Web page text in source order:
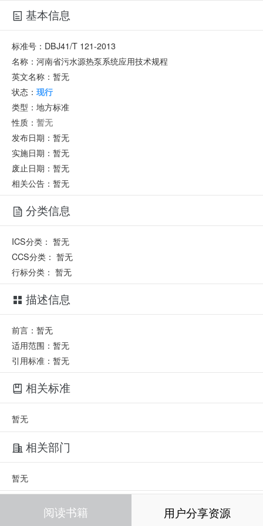
基本信息
标准号： DBJ41/T 121-2013
名称： 河南省污水源热泵系统应用技术规程
英文名称： 暂无
状态： 现行
类型： 地方标准
性质： 暂无
发布日期： 暂无
实施日期： 暂无
废止日期： 暂无
相关公告：暂无
分类信息
ICS分类： 暂无
CCS分类： 暂无
行标分类： 暂无
描述信息
前言：暂无
适用范围：暂无
引用标准：暂无
相关标准
暂无
相关部门
暂无
相关人员
阅读书籍 用户分享资源